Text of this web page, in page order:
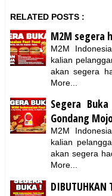
RELATED POSTS :
M2M segera
M2M
kalian
akan segera
More...
Segera
Gondang
M2M
kalian
akan segera
More...
DIBUTUHKAN